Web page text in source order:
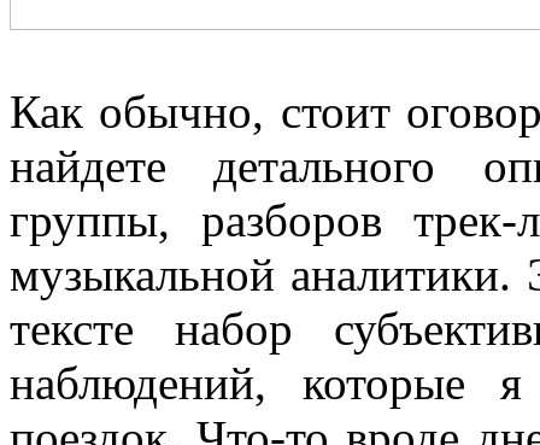
Как обычно, стоит
найдете детального
группы, разборов трек-
музыкальной
тексте набор
наблюдений, которые